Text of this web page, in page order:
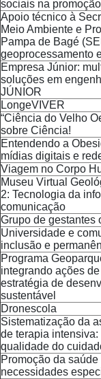
sociais na
Apoio técnico à
Meio Ambiente e
Pampa de Bagé
geoprocessamento
Empresa Júnior:
soluções em
JÚNIOR
LongeVIVER
“Ciência do Velho
sobre Ciência!
Entendendo a
mídias digitais e
Viagem no Corpo
Museu Virtual
2: Tecnologia da
comunicação
Grupo de gestantes
Universidade e
inclusão e
Programa
integrando ações
estratégia de
sustentável
Dronescola
Sistematização da
de terapia
qualidade do
Promoção da
necessidades